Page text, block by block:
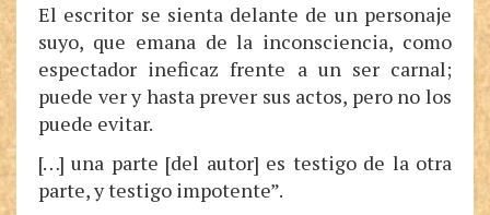
El escritor se sienta delante de un personaje
suyo, que emana de la inconsciencia, como
espectador ineficaz frente a un ser carnal;
puede ver y hasta prever sus actos, pero no los
puede evitar.
[…] una parte [del autor] es testigo de la otra
parte, y testigo impotente”.